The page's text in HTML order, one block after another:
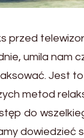
przed
umila nam
Jest
metod
do
dowiedzieć